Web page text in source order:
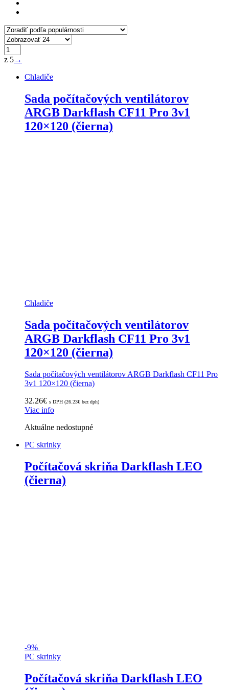
z 5→
Chladiče
Sada počítačových ventilátorov
ARGB Darkflash CF11 Pro 3v1
120×120 (čierna)
Chladiče
Sada počítačových ventilátorov
ARGB Darkflash CF11 Pro 3v1
120×120 (čierna)
Sada počítačových ventilátorov ARGB Darkflash CF11 Pro
3v1 120×120 (čierna)
32.26€ s DPH (26.23€ bez dph)
Viac info
Aktuálne nedostupné
PC skrinky
Počítačová skriňa Darkflash LEO
(čierna)
-9%
PC skrinky
Počítačová skriňa Darkflash LEO